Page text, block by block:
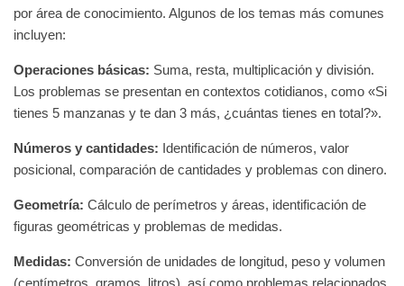
por área de conocimiento. Algunos de los temas más comunes
incluyen:
Operaciones básicas: Suma, resta, multiplicación y división.
Los problemas se presentan en contextos cotidianos, como «Si
tienes 5 manzanas y te dan 3 más, ¿cuántas tienes en total?».
Números y cantidades: Identificación de números, valor
posicional, comparación de cantidades y problemas con dinero.
Geometría: Cálculo de perímetros y áreas, identificación de
figuras geométricas y problemas de medidas.
Medidas: Conversión de unidades de longitud, peso y volumen
(centímetros, gramos, litros), así como problemas relacionados